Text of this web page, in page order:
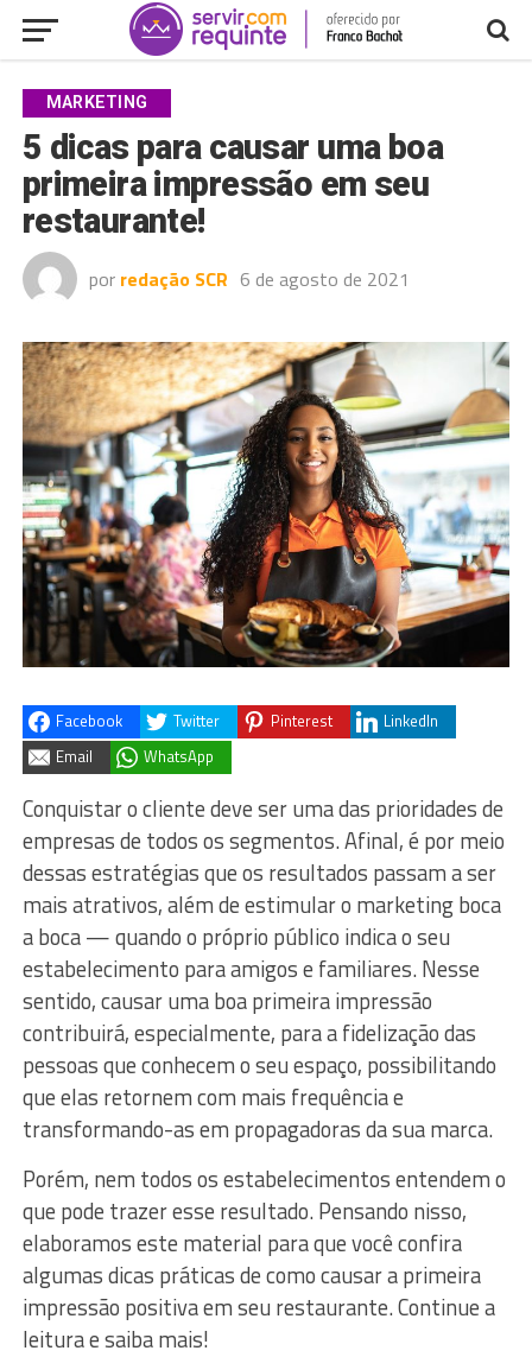
MARKETING
5 dicas para causar uma boa
primeira impressão em seu
restaurante!
por redação SCR 6 de agosto de 2021
Facebook Twitter Pinterest
LinkedIn
Email
WhatsApp
Conquistar o cliente deve ser uma das prioridades de
empresas de todos os segmentos. Afinal, é por meio
dessas estratégias que os resultados passam a ser
mais atrativos, além de estimular o marketing boca
a boca — quando o próprio público indica o seu
estabelecimento para amigos e familiares. Nesse
sentido, causar uma boa primeira impressão
contribuirá, especialmente, para a fidelização das
pessoas que conhecem o seu espaço, possibilitando
que elas retornem com mais frequência e
transformando-as em propagadoras da sua marca.
Porém, nem todos os estabelecimentos entendem o
que pode trazer esse resultado. Pensando nisso,
elaboramos este material para que você confira
algumas dicas práticas de como causar a primeira
impressão positiva em seu restaurante. Continue a
leitura e saiba mais!